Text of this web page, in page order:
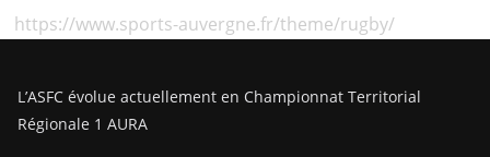
https://www.sports-auvergne.fr/theme/rugby/
L’ASFC évolue actuellement en Championnat Territorial
Régionale 1 AURA